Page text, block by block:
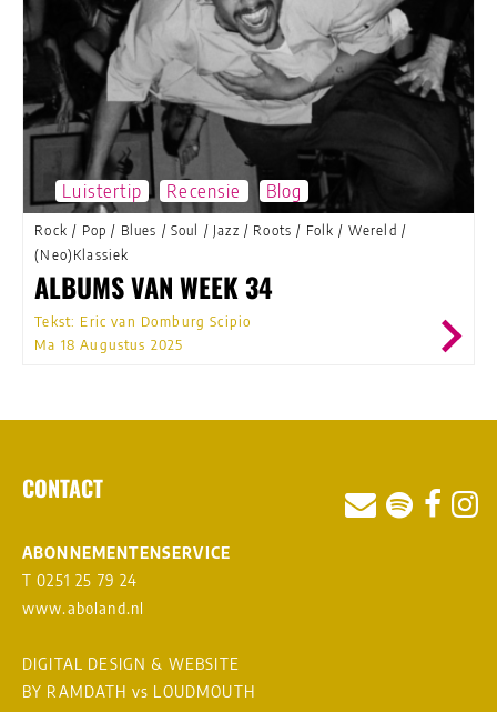
Luistertip Recensie Blog
Rock / Pop / Blues / Soul / Jazz / Roots / Folk / Wereld /
(Neo)Klassiek
ALBUMS VAN WEEK 34
Tekst: Eric van Domburg Scipio
Ma 18 Augustus 2025
CONTACT
ABONNEMENTENSERVICE
T 0251 25 79 24
www.aboland.nl
DIGITAL DESIGN & WEBSITE
BY RAMDATH vs LOUDMOUTH